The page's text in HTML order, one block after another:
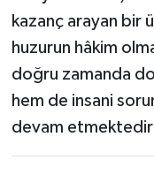
kazanç arayan bir
huzurun hâkim
doğru zamanda
hem de insani
devam